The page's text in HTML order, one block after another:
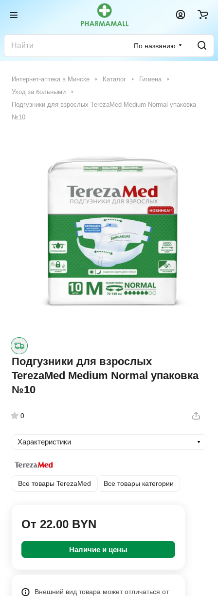
По названию
Интернет-аптека в Минске Каталог
Гигиена
Уход за больными
Подгузники для взрослых TerezaMed Medium Normal упаковка
№10
Подгузники для взрослых
TerezaMed Medium Normal упаковка
№10
0
Характеристики
Все товары TerezaMed Все товары категории
От 22.00 BYN
Наличие и цены
Внешний вид товара может отличаться от